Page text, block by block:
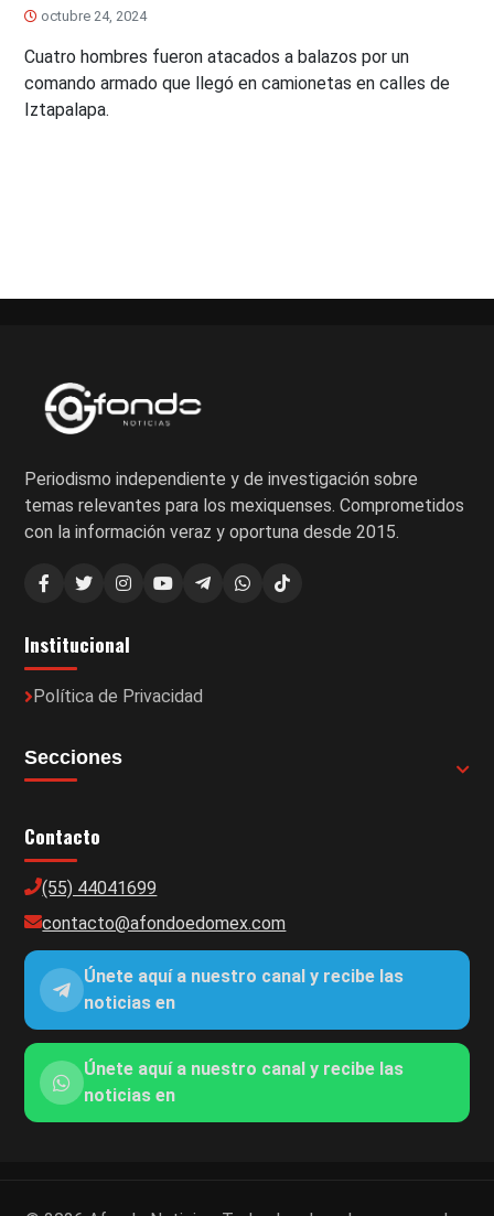
octubre 24, 2024
Cuatro hombres fueron atacados a balazos por un
comando armado que llegó en camionetas en calles de
Iztapalapa.
entradas
Periodismo independiente y de investigación sobre
temas relevantes para los mexiquenses. Comprometidos
con la información veraz y oportuna desde 2015.
Institucional
Política de Privacidad
Secciones
Contacto
(55) 44041699
contacto@afondoedomex.com
Únete aquí a nuestro canal y recibe las
noticias en
Únete aquí a nuestro canal y recibe las
noticias en